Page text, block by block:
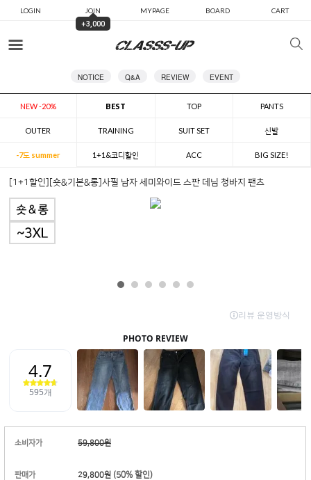
LOGIN JOIN MYPAGE BOARD CART
+3,000
NOTICE Q&A REVIEW EVENT
NEW -20% BEST TOP PANTS
OUTER TRAINING SUIT SET 신발
-7도 summer 1+1&코디할인 ACC BIG SIZE!
[1+1할인][숏&기본&롱]사필 남자 세미와이드 스판 데님 청바지 팬츠
소비자가 59,800원
판매가 29,800원 (50% 할인)